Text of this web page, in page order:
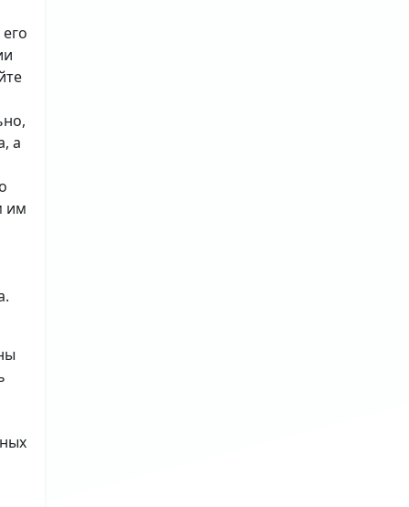
а
им